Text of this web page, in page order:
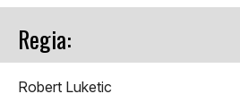
Regia:
Robert Luketic